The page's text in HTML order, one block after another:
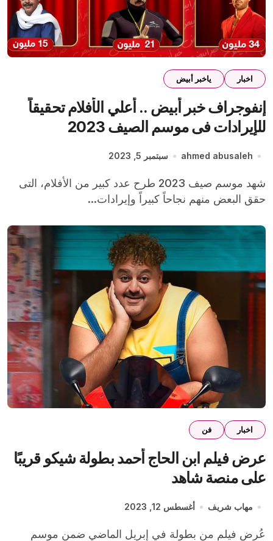
اخبار ياخبر أبيض
إنفوجراف خبر أبيض .. أعلي الأفلام تحقيقاً
للإيرادات فى موسم الصيف 2023
ahmed abusaleh سبتمبر 5, 2023
شهد موسم صيف 2023 طرح عدد كبير من الأفلام، التى
حقق البعض منهم نجاحاً كبيراً وإيرادات...
اخبار فن
عرض فيلم ابن الحاج أحمد بطولة شيكو قريبًا
على منصة شاهد
مهاب شريف أغسطس 12, 2023
عُرض فيلم من بطولة في إبريل الماضي ضمن موسم